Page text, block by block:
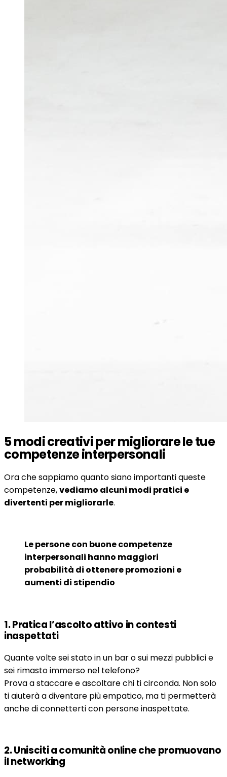
5 modi creativi per migliorare le tue
competenze interpersonali
Ora che sappiamo quanto siano importanti queste
competenze,vediamo alcuni modi pratici e
divertenti per migliorarle.
Le persone con buone competenze
interpersonali hanno maggiori
probabilità di ottenere promozioni e
aumenti di stipendio
1. Pratica l’ascolto attivo in contesti
inaspettati
Quante volte sei stato in un bar o sui mezzi pubblici e
sei rimasto immerso nel telefono?
Prova a staccare e ascoltare chi ti circonda. Non solo
ti aiuterà a diventare più empatico, ma ti permetterà
anche di connetterti con persone inaspettate.
2. Unisciti a comunità online che promuovano
il networking